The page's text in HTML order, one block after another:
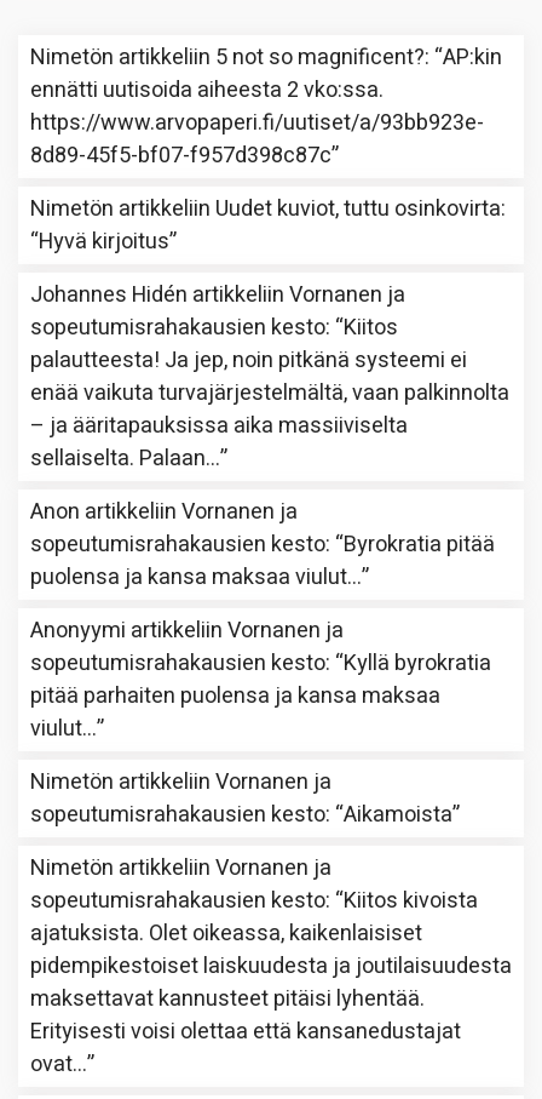
Nimetön artikkeliin 5 not so magnificent?: “AP:kin
ennätti uutisoida aiheesta 2 vko:ssa.
https://www.arvopaperi.fi/uutiset/a/93bb923e-
8d89-45f5-bf07-f957d398c87c”
Nimetön artikkeliin Uudet kuviot, tuttu osinkovirta:
“Hyvä kirjoitus”
Johannes Hidén artikkeliinVornanen ja
sopeutumisrahakausien kesto: “Kiitos
palautteesta! Ja jep, noin pitkänä systeemi ei
enää vaikuta turvajärjestelmältä, vaan palkinnolta
– ja ääritapauksissa aika massiiviselta
sellaiselta. Palaan…”
Anon artikkeliinVornanen ja
sopeutumisrahakausien kesto: “Byrokratia pitää
puolensa ja kansa maksaa viulut…”
Anonyymi artikkeliinVornanen ja
sopeutumisrahakausien kesto: “Kyllä byrokratia
pitää parhaiten puolensa ja kansa maksaa
viulut…”
Nimetön artikkeliinVornanen ja
sopeutumisrahakausien kesto: “Aikamoista”
Nimetön artikkeliinVornanen ja
sopeutumisrahakausien kesto: “Kiitos kivoista
ajatuksista. Olet oikeassa, kaikenlaisiset
pidempikestoiset laiskuudesta ja joutilaisuudesta
maksettavat kannusteet pitäisi lyhentää.
Erityisesti voisi olettaa että kansanedustajat
ovat…”